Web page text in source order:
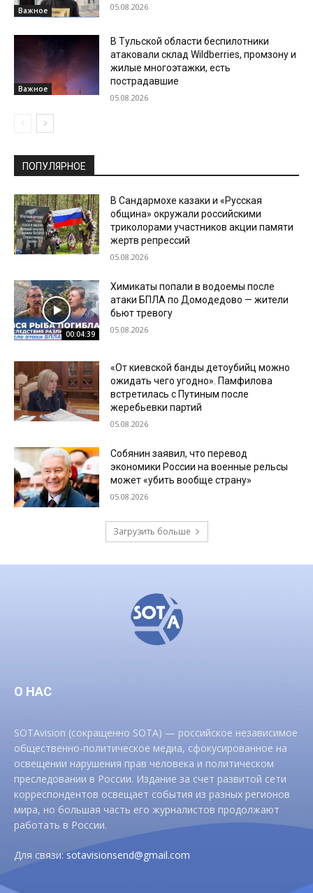
Важное 05.08.2026
Важное
В Тульской области беспилотники
атаковали склад Wildberries, промзону и
жилые многоэтажки, есть
пострадавшие
05.08.2026
ПОПУЛЯРНОЕ
В Сандармохе казаки и «Русская
община» окружали российскими
триколорами участников акции памяти
жертв репрессий
05.08.2026
00:04:39
Химикаты попали в водоемы после
атаки БПЛА по Домодедово — жители
бьют тревогу
05.08.2026
«От киевской банды детоубийц можно
ожидать чего угодно». Памфилова
встретилась с Путиным после
жеребьевки партий
05.08.2026
Собянин заявил, что перевод
экономики России на военные рельсы
может «убить вообще страну»
05.08.2026
Загрузить больше
О НАС
SOTAvision (сокращенно SOTA) — российское независимое
общественно-политическое медиа, сфокусированное на
освещении нарушения прав человека и политическом
преследовании в России. Издание за счет развитой сети
корреспондентов освещает события из разных регионов
мира, но большая часть его журналистов продолжают
работать в России.
Для связи:sotavisionsend@gmail.com